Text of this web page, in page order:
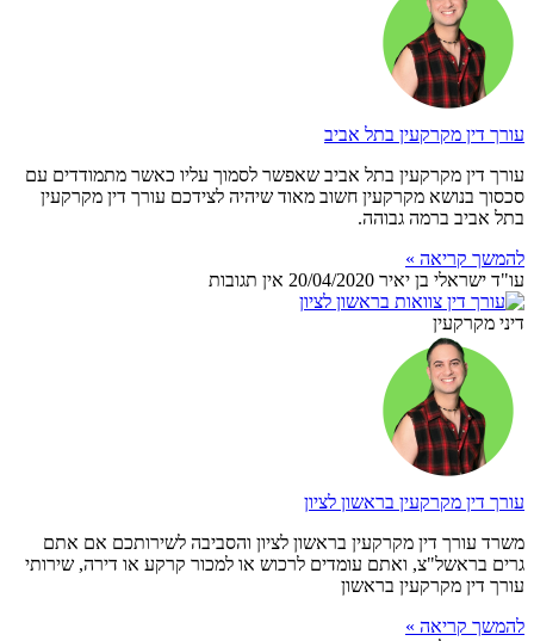
עורך דין מקרקעין בתל אביב
עורך דין מקרקעין בתל אביב שאפשר לסמוך עליו כאשר מתמודדים עם
סכסוך בנושא מקרקעין חשוב מאוד שיהיה לצידכם עורך דין מקרקעין
בתל אביב ברמה גבוהה.
להמשך קריאה »
עו"ד ישראלי בן יאיר 20/04/2020 אין תגובות
דיני מקרקעין
עורך דין מקרקעין בראשון לציון
משרד עורך דין מקרקעין בראשון לציון והסביבה לשירותכם אם אתם
גרים בראשל"צ, ואתם עומדים לרכוש או למכור קרקע או דירה, שירותי
עורך דין מקרקעין בראשון
להמשך קריאה »